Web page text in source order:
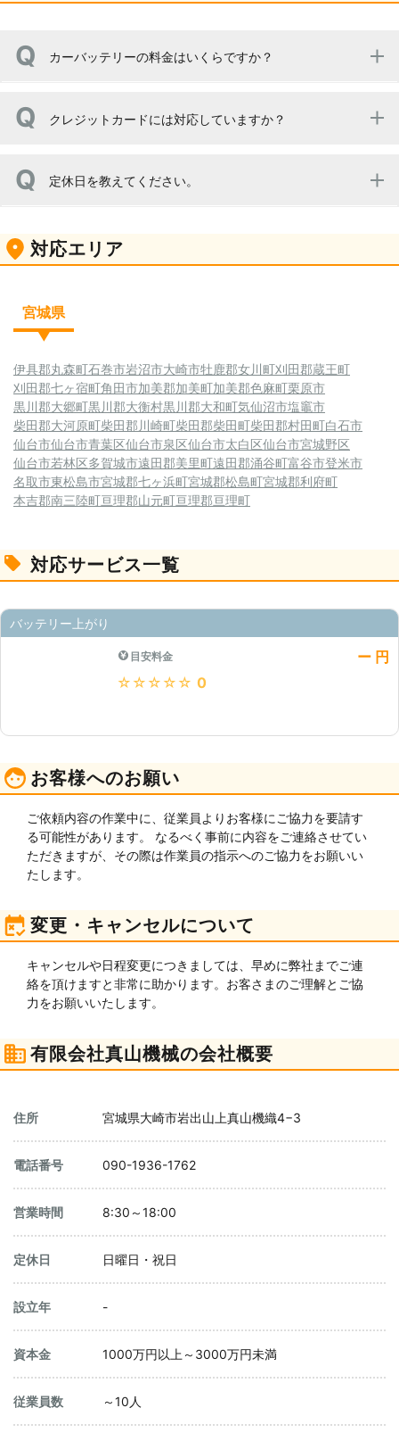
カーバッテリーの料金はいくらですか？
ください。
クレジットカードには対応していますか？
定休日を教えてください。
対応エリア
宮城県
伊具郡丸森町石巻市岩沼市大崎市牡鹿郡女川町刈田郡蔵王町
刈田郡七ヶ宿町角田市加美郡加美町加美郡色麻町栗原市
黒川郡大郷町黒川郡大衡村黒川郡大和町気仙沼市塩竈市
柴田郡大河原町柴田郡川崎町柴田郡柴田町柴田郡村田町白石市
仙台市仙台市青葉区仙台市泉区仙台市太白区仙台市宮城野区
仙台市若林区多賀城市遠田郡美里町遠田郡涌谷町富谷市登米市
名取市東松島市宮城郡七ヶ浜町宮城郡松島町宮城郡利府町
本吉郡南三陸町亘理郡山元町亘理郡亘理町
対応サービス一覧
バッテリー上がり
目安料金
ー 円
★★★★★ 0
お客様へのお願い
ご依頼内容の作業中に、従業員よりお客様にご協力を要請す
る可能性があります。 なるべく事前に内容をご連絡させてい
ただきますが、その際は作業員の指示へのご協力をお願いい
たします。
変更・キャンセルについて
キャンセルや日程変更につきましては、早めに弊社までご連
絡を頂けますと非常に助かります。お客さまのご理解とご協
力をお願いいたします。
有限会社真山機械の会社概要
住所 宮城県大崎市岩出山上真山機織4−3
資本金 1000万円以上～3000万円未満
電話番号 090-1936-1762
従業員数 ～10人
営業時間 8:30～18:00
定休日 日曜日・祝日
設立年 -